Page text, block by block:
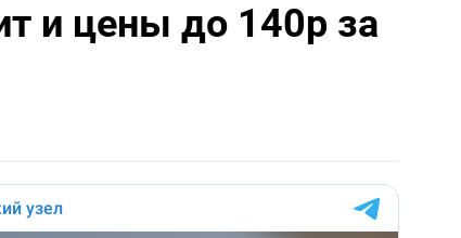
и цены до 140р за